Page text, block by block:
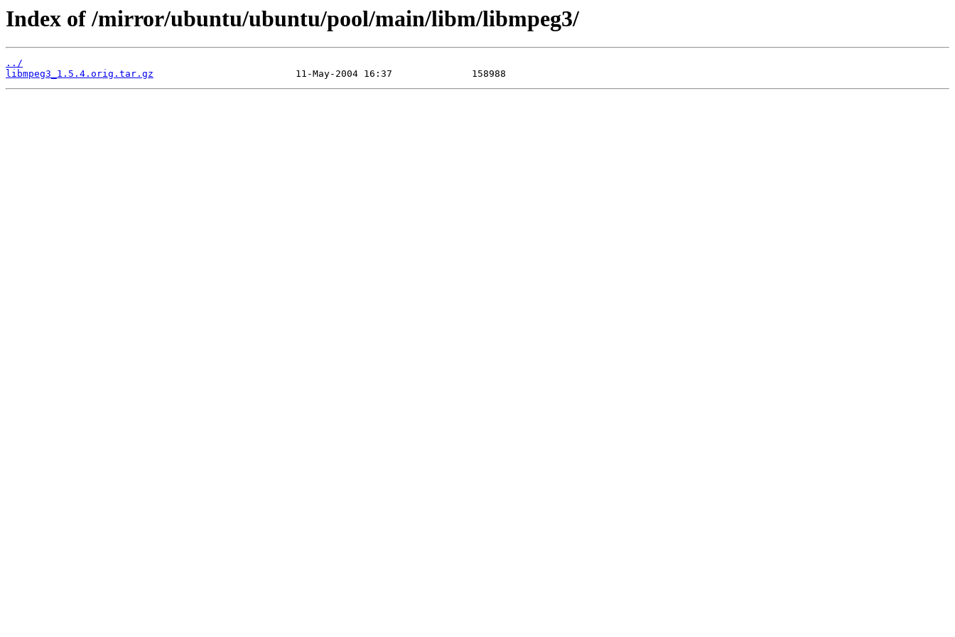
Index of /mirror/ubuntu/ubuntu/pool/main/libm/libmpeg3/
../
libmpeg3_1.5.4.orig.tar.gz